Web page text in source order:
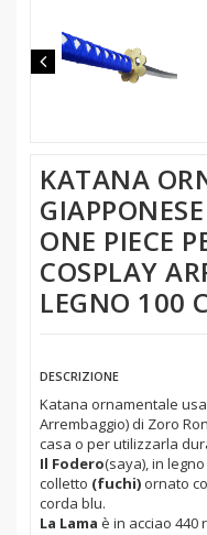
KATANA
ONE PIECE
COSPLAY
LEGNO 100
DESCRIZIONE
Katana ornamentale
Arrembaggio) di Zoro
casa o per utilizzarla
Il Fodero(saya), in
colletto (fuchi) ornato
corda blu.
La Lama è in acciao 440